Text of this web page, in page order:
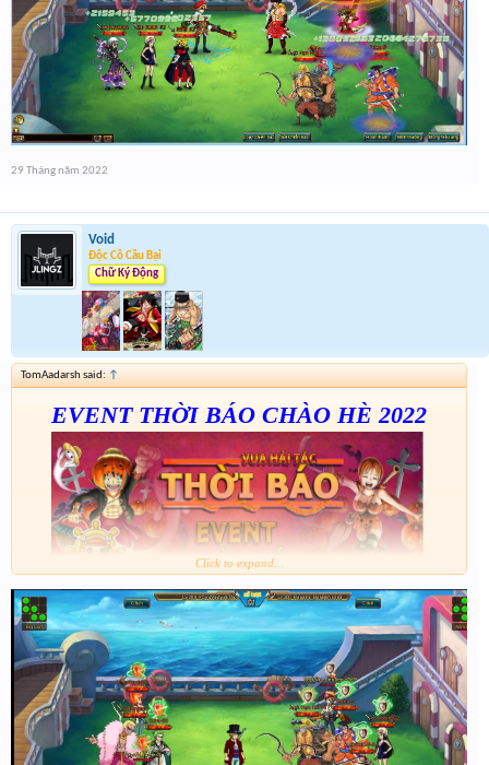
29 Tháng năm 2022
Void
Độc Cô Cầu Bại
Chữ Ký Động
TomAadarsh said: ↑
EVENT THỜI BÁO CHÀO HÈ 2022
Thể lệ tham gia:
1. Đối tượng
- Tất cả người chơi VHT568 có 30 bài viết trở lên trên diễn
đàn
2. Quy Định
- Chấp nhận tối đa 2 tài khoản cùng IP tham gia event.
- Không chấp nhận một tài khoản game tham gia bằng nhiều
Click to expand...